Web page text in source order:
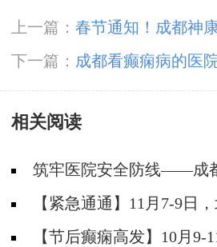
上一篇： 春节通知！成都神
假，正常接诊!
下一篇： 成都看癫痫病的医
患者的病因有哪些?
相关阅读
筑牢医院安全防线——成
防安全培训纪实
【紧急通通】11月7-9日
神经内科胡颖教授亲临成都
【节后癫痫高发】10月9-